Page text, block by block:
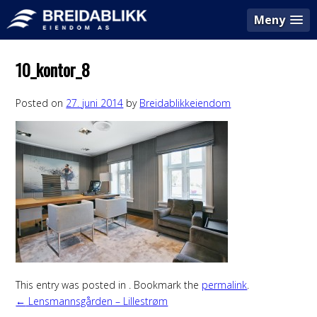
Meny
10_kontor_8
Posted on 27. juni 2014 by Breidablikkeiendom
This entry was posted in . Bookmark the permalink.
← Lensmannsgården – Lillestrøm